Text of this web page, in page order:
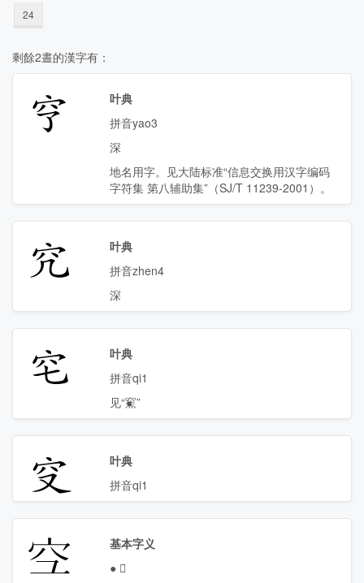
24
剩餘2晝的漢字有：
𥤣
叶典
拼音yao3
深
地名用字。见大陆标准“信息交换用汉字编码
字符集 第八辅助集”（SJ/T 11239-2001）。
𥤤
叶典
拼音zhen4
深
𥤥
叶典
拼音qi1
见“䆶”
𥤦
叶典
拼音qi1
𫞹
基本字义
● 𫞹